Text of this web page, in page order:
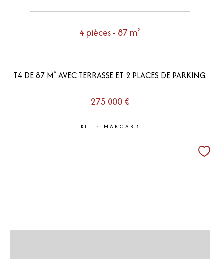
4 pièces - 87 m²
T4 DE 87 M² AVEC TERRASSE ET 2 PLACES DE PARKING.
275 000 €
REF : MARCARB